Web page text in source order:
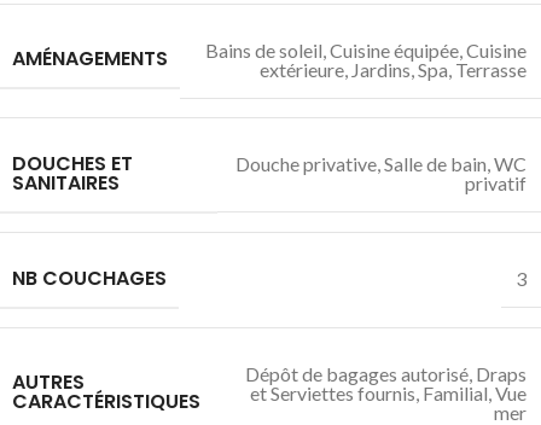
AMÉNAGEMENTS Bains de soleil Cuisine équipée Cuisine
extérieure Jardins, Spa Terrasse
DOUCHES ET
SANITAIRES
Douche privative,Salle de bain,WC
privatif
NB COUCHAGES 3
AUTRES
CARACTÉRISTIQUES
Dépôt de bagages autorisé Draps
et Serviettes fournis Familial Vue
mer